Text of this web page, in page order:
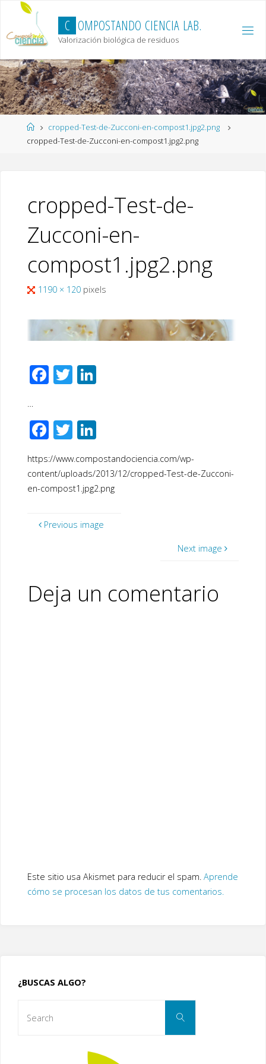
content
C OMPOSTANDO CIENCIA LAB.
Valorización biológica de residuos
Homecropped-Test-de-Zucconi-en-compost1.jpg2.png
cropped-Test-de-Zucconi-en-compost1.jpg2.png
cropped-Test-de-
Zucconi-en-
compost1.jpg2.png
Full1190 × 120 pixels
F
b
o
o
k
T
er
Li
e
dI
n
…
F
ac
e
b
o
T
tt
er
Li
k
e
n
https://www.compostandociencia.com/wp-
content/uploads/2013/12/cropped-Test-de-Zucconi-
en-compost1.jpg2.png
Previous image
Next image
Deja un comentario
Este sitio usa Akismet para reducir el spam. Aprende
cómo se procesan los datos de tus comentarios.
¿BUSCAS ALGO?
Search